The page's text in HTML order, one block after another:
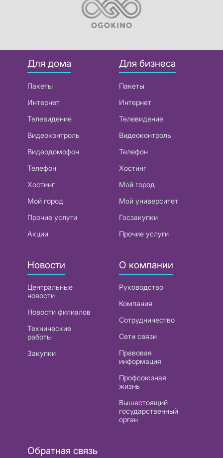
Для дома
Пакеты
Интернет
Телевидение
Видеоконтроль
Видеодомофон
Телефон
Хостинг
Мой город
Прочие услуги
Акции
Для бизнеса
Пакеты
Интернет
Телевидение
Видеоконтроль
Телефон
Хостинг
Мой город
Мой университет
Госзакупки
Прочие услуги
Новости
Центральные
новости
Новости филиалов
Технические
работы
Закупки
О компании
Руководство
Компания
Сотрудничество
Сети связи
Правовая
информация
Профсоюзная
жизнь
Вышестоящий
государственный
орган
Обратная связь